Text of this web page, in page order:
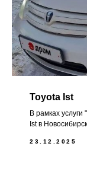
Toyota Ist
В рамках
Ist в
23.12.2025